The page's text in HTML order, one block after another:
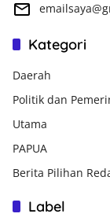
Kategori
Daerah
Politik dan
Utama
PAPUA
Berita Pilihan
Label